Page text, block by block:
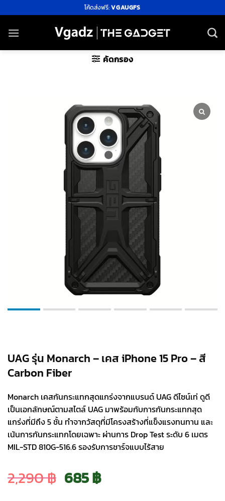
ไป
ยัง
โค้ดส่งฟรี:VGAUGFS
คัดกรอง
UAG รุ่น Monarch – เคส iPhone 15 Pro – สี
Carbon Fiber
Monarch เคสกันกระแทกสุดแกร่งจากแบรนด์ UAG ดีไซน์เท่ ดูดี
เป็นเอกลักษณ์ตามสไตล์ UAG มาพร้อมกับการกันกระแทกสุด
แกร่งที่มีถึง 5 ชั้น ทำจากวัสดุที่มีโครงสร้างที่แข็งแรงทนทาน และ
เน้นการกันกระแทกโดยเฉพาะ ผ่านการ Drop Test ระดับ 6 เมตร
MIL-STD 810G-516.6 รองรับการชาร์จแบบไร้สาย
2,290฿ Original
685฿Current